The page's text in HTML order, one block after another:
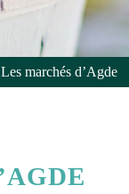
Les marchés d’Agde